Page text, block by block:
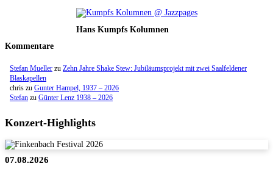
Hans Kumpfs Kolumnen
Kommentare
Stefan Mueller zu Zehn Jahre Shake Stew: Jubiläumsprojekt mit zwei Saalfeldener
Blaskapellen
chris zu Gunter Hampel, 1937 – 2026
Stefan zu Günter Lenz 1938 – 2026
Konzert-Highlights
07.08.2026